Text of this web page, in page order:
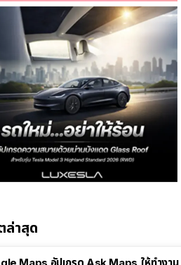
ล่าสุด
Maps อัปเกรด Ask Maps ให้ทำงาน